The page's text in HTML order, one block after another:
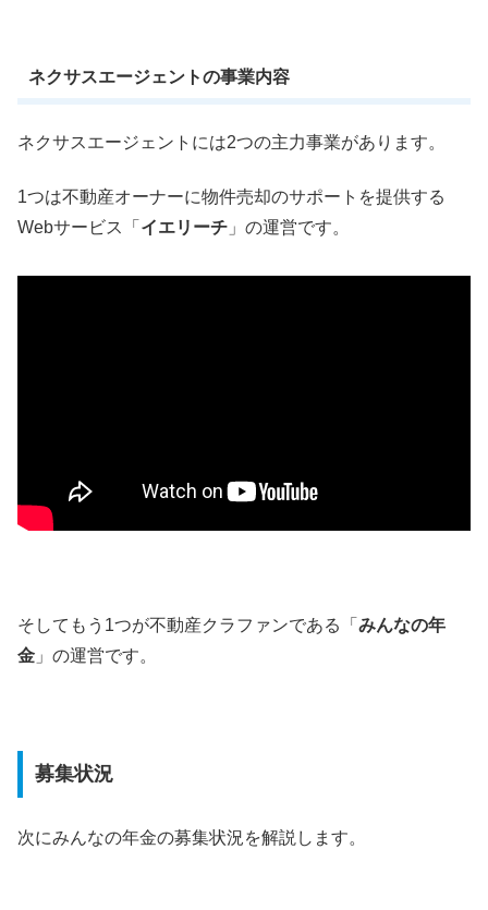
ネクサスエージェントの事業内容
ネクサスエージェントには2つの主力事業があります。
1つは不動産オーナーに物件売却のサポートを提供する
Webサービス「 イエリーチ 」の運営です。
そしてもう1つが不動産クラファンである「 みんなの年
金 」の運営です。
募集状況
次にみんなの年金の募集状況を解説します。